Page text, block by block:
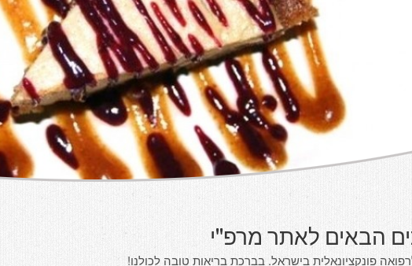
הבאים לאתר מרפ"י
פונקציונאלית בישראל. בברכת בריאות טובה לכולנו!